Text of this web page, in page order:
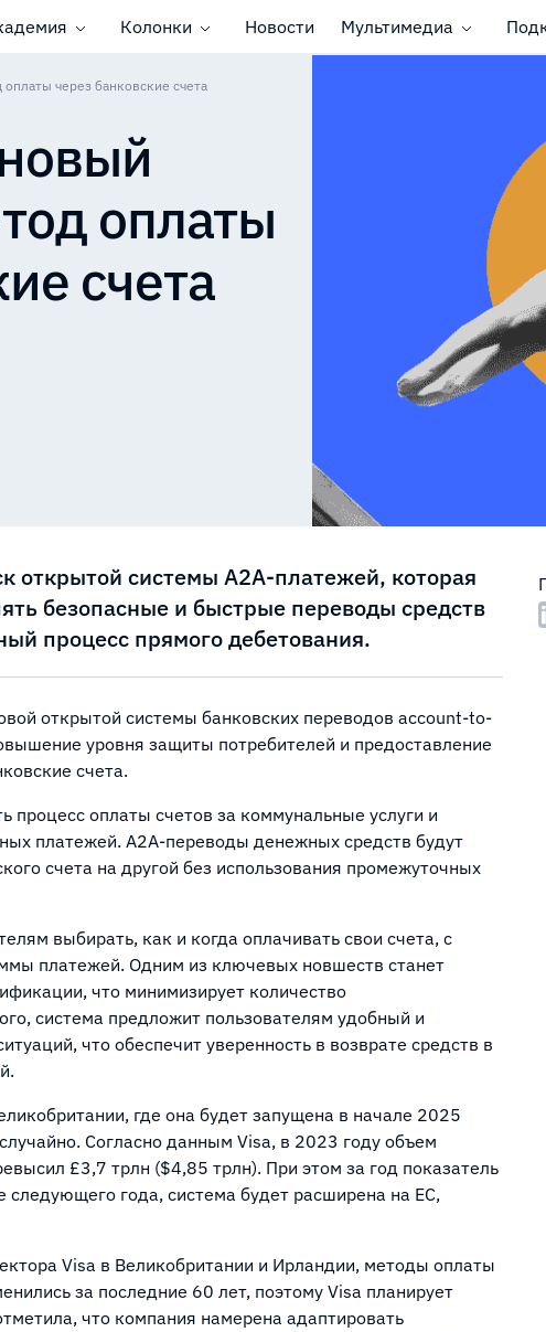
Колонки Новости Мультимедиа
через банковские счета
оплаты
счета
открытой системы A2A-платежей, которая
безопасные и быстрые переводы средств
процесс прямого дебетования.
открытой системы банковских переводов account-to-
уровня защиты потребителей и предоставление
счета.
процесс оплаты счетов за коммунальные услуги и
платежей. A2A-переводы денежных средств будут
счета на другой без использования промежуточных
выбирать, как и когда оплачивать свои счета, с
платежей. Одним из ключевых новшеств станет
что минимизирует количество
система предложит пользователям удобный и
что обеспечит уверенность в возврате средств в
где она будет запущена в начале 2025
Согласно данным Visa, в 2023 году объем
£3,7 трлн ($4,85 трлн). При этом за год показатель
следующего года, система будет расширена на ЕС,
Visa в Великобритании и Ирландии, методы оплаты
за последние 60 лет, поэтому Visa планирует
что компания намерена адаптировать